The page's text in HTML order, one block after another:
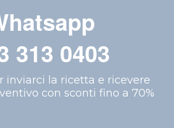
313 0403
inviarci la ricetta e ricevere
con sconti fino a 70%